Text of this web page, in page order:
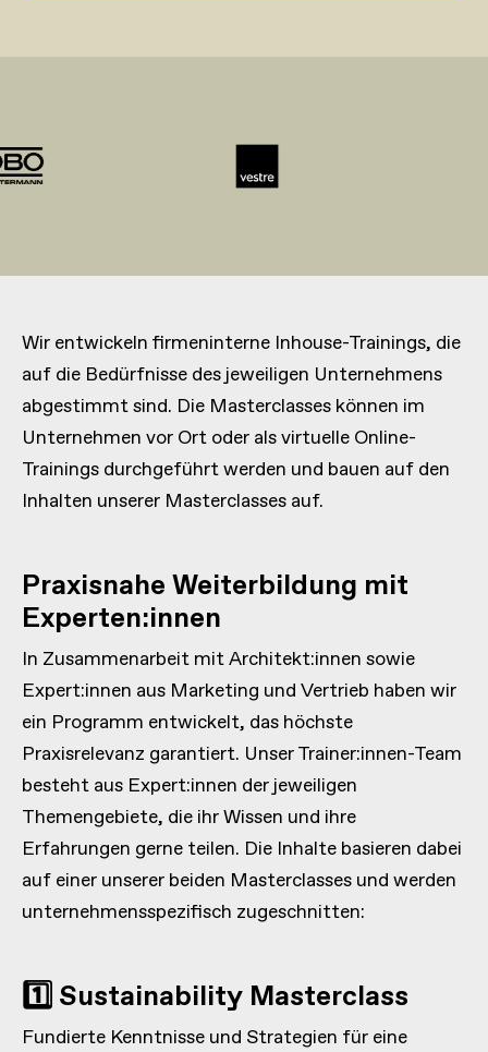
Wir entwickeln firmeninterne Inhouse-Trainings, die
auf die Bedürfnisse des jeweiligen Unternehmens
abgestimmt sind. Die Masterclasses können im
Unternehmen vor Ort oder als virtuelle Online-
Trainings durchgeführt werden und bauen auf den
Inhalten unserer Masterclasses auf.
Praxisnahe Weiterbildung mit
Experten:innen
In Zusammenarbeit mit Architekt:innen sowie
Expert:innen aus Marketing und Vertrieb haben wir
ein Programm entwickelt, das höchste
Praxisrelevanz garantiert. Unser Trainer:innen-Team
besteht aus Expert:innen der jeweiligen
Themengebiete, die ihr Wissen und ihre
Erfahrungen gerne teilen. Die Inhalte basieren dabei
auf einer unserer beiden Masterclasses und werden
unternehmensspezifisch zugeschnitten:
1️⃣ Sustainability Masterclass
Fundierte Kenntnisse und Strategien für eine